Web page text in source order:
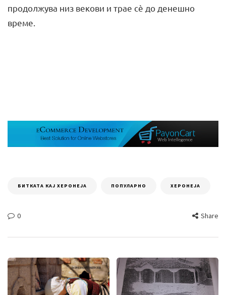
продолжува низ векови и трае сè до денешно
време.
БИТКАТА КАЈ ХЕРОНЕЈА ПОПУЛАРНО ХЕРОНЕЈА
0 Share